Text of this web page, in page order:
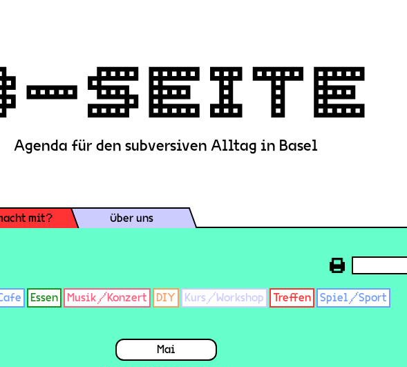
Agenda für den subversiven Alltag in Basel
mit? Über uns
Essen Musik/Konzert DIY Kurs/Workshop Treffen Spiel/Sport
Mai